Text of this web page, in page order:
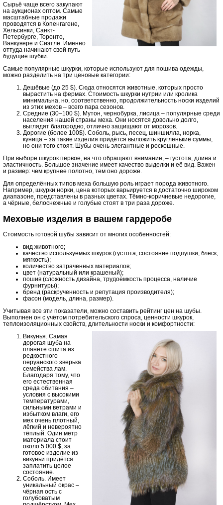
Сырьё чаще всего закупают
на аукционах оптом. Самые
масштабные продажи
проводятся в Копенгагене,
Хельсинки, Санкт-
Петербурге, Торонто,
Ванкувере и Сиэтле. Именно
оттуда начинают свой путь
будущие шубки.
Самые популярные шкурки, которые используют для пошива одежды,
можно разделить на три ценовые категории:
Дешёвые (до 25 $). Сюда относятся животные, которых просто
вырастить на фермах. Стоимость шкурки нутрии или кролика
минимальна, но, соответственно, продолжительность носки изделий
из этих мехов – всего пара сезонов.
Средние (30–100 $). Мутон, чернобурка, лисица – популярные среди
населения нашей страны меха. Они носятся довольно долго,
выглядят благородно, отлично защищают от морозов.
Дорогие (более 100$). Соболь, рысь, песец, шиншилла, норка,
куница – за такие изделия придётся выложить кругленькие суммы,
но они того стоят. Шубы очень элегантные и роскошные.
При выборе шкурок первое, на что обращают внимание, – густота, длина и
эластичность. Большое значение имеет качество выделки и её вид. Важен
и размер: чем крупнее полотно, тем оно дороже.
Для определённых типов меха большую роль играет порода животного.
Например, шкурки норки, цена которых варьируется в достаточно широком
диапазоне, представлены в разных цветах. Тёмно-коричневые недорогие,
а чёрные, белоснежные и голубые стоят в три раза дороже.
Меховые изделия в вашем гардеробе
Стоимость готовой шубы зависит от многих особенностей:
вид животного;
качество используемых шкурок (густота, состояние подпушки, блеск,
мягкость);
количество затраченных материалов;
цвет (натуральный или крашеный);
пошив (сложность дизайна, трудоёмкость процесса, наличие
фурнитуры);
бренд (раскрученность и репутация производителя);
фасон (модель, длина, размер).
Учитывая все эти показатели, можно составить рейтинг цен на шубы.
Выполнен он с учётом потребительского спроса, ценности шкурок,
теплоизоляционных свойств, длительности носки и комфортности:
Викунья. Самая
дорогая шуба на
планете сшита из
редкостного
перуанского зверька
семейства лам.
Благодаря тому, что
его естественная
среда обитания –
условия с высокими
температурами,
сильными ветрами и
избытком влаги, его
мех очень плотный,
лёгкий и невероятно
тёплый. Один метр
материала стоит
около 5 000 $, за
готовое изделие из
викуньи придётся
заплатить целое
состояние.
Соболь. Имеет
уникальный окрас –
чёрная ость с
голубоватым